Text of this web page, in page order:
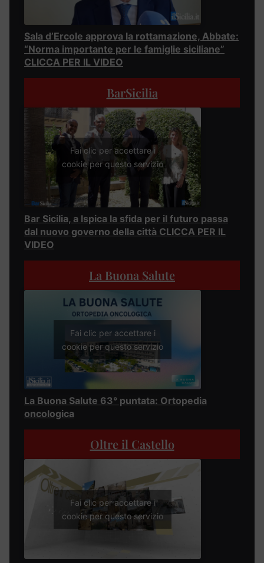
Sala d’Ercole approva la rottamazione, Abbate:
“Norma importante per le famiglie siciliane”
CLICCA PER IL VIDEO
BarSicilia
Fai clic per accettare i
cookie per questo servizio
Bar Sicilia, a Ispica la sfida per il futuro passa
dal nuovo governo della città CLICCA PER IL
VIDEO
La Buona Salute
Fai clic per accettare i
cookie per questo servizio
La Buona Salute 63° puntata: Ortopedia
oncologica
Oltre il Castello
Fai clic per accettare i
cookie per questo servizio